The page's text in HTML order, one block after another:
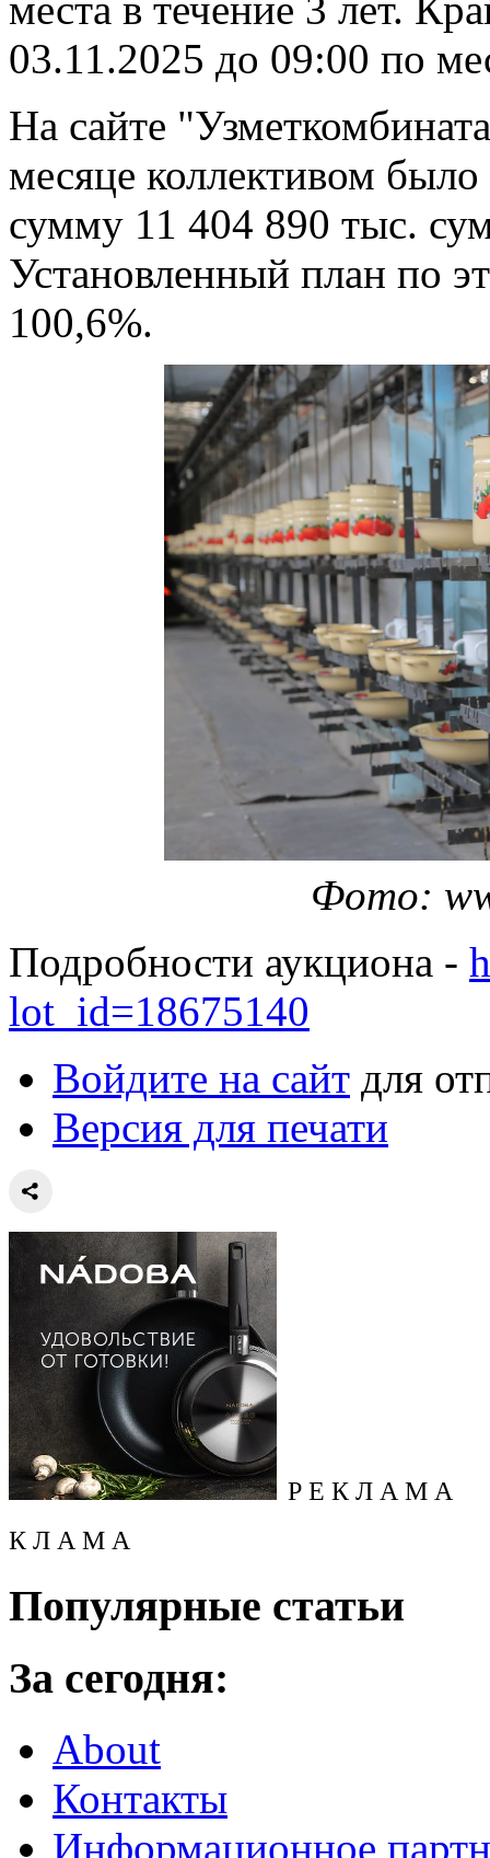
места в течение 3 лет.
03.11.2025 до 09:00 по
На сайте
месяце коллективом
сумму 11 404 890 тыс.
Установленный план по
100,6%.
Фото:
Подробности аукциона -
lot_id=18675140
Войдите на сайт для
Версия для печати
Р Е К Л А М А
К Л А М А
Популярные статьи
За сегодня:
About
Контакты
Информационное